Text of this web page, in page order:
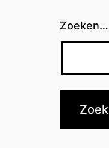
Zoeken…